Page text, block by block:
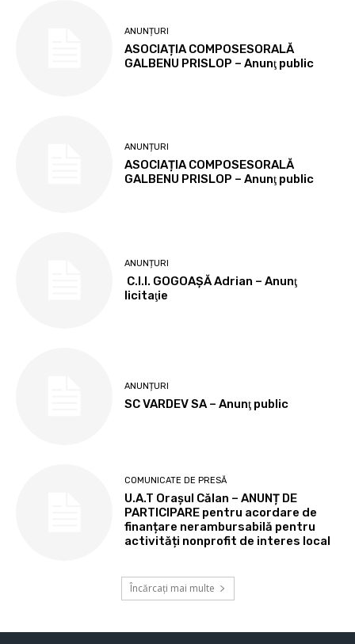
ANUNȚURI
ASOCIAȚIA COMPOSESORALĂ
GALBENU PRISLOP – Anunţ public
ANUNȚURI
ASOCIAȚIA COMPOSESORALĂ
GALBENU PRISLOP – Anunţ public
ANUNȚURI
C.I.I. GOGOAŞĂ Adrian – Anunţ
licitaţie
ANUNȚURI
SC VARDEV SA – Anunţ public
COMUNICATE DE PRESĂ
U.A.T Orașul Călan – ANUNȚ DE
PARTICIPARE pentru acordare de
finanțare nerambursabilă pentru
activități nonprofit de interes local
Încărcați mai multe